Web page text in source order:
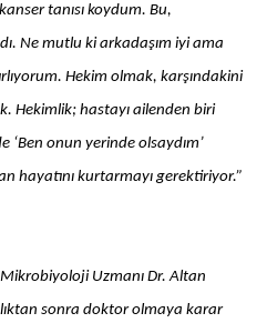
tanısı koydum. Bu,
Ne mutlu ki arkadaşım iyi ama
Hekim olmak, karşındakini
Hekimlik; hastayı ailenden biri
‘Ben onun yerinde olsaydım’
hayatını kurtarmayı gerektiriyor.”
Uzmanı Dr. Altan
sonra doktor olmaya karar